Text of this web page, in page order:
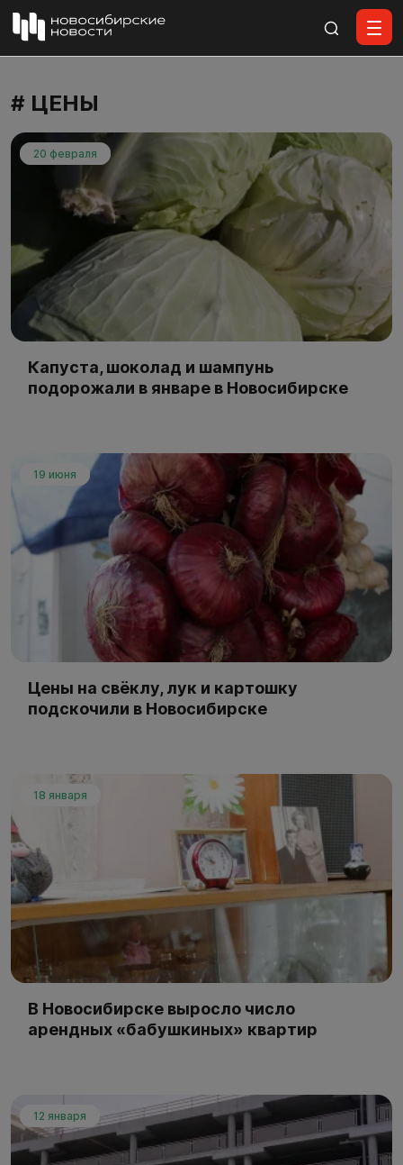
# ЦЕНЫ
20 февраля
Капуста, шоколад и шампунь
подорожали в январе в Новосибирске
19 июня
Цены на свёклу, лук и картошку
подскочили в Новосибирске
18 января
В Новосибирске выросло число
арендных «бабушкиных» квартир
12 января